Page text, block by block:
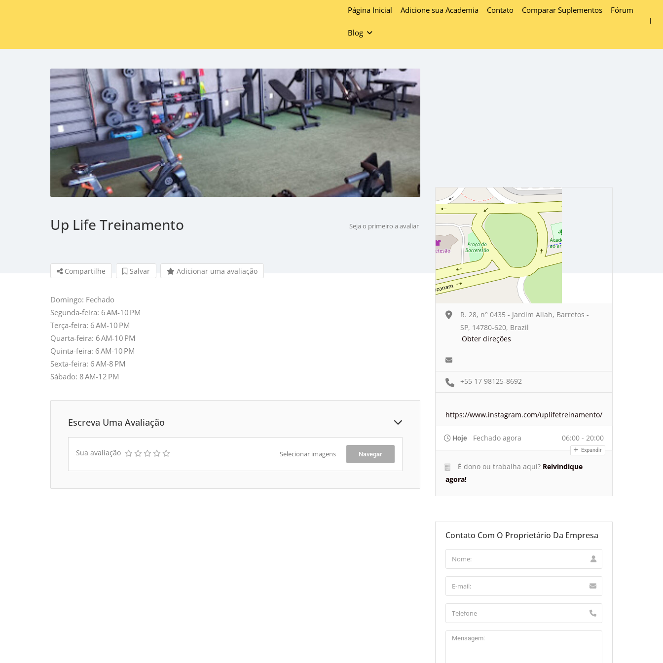
Página Inicial Adicione sua Academia Contato Comparar Suplementos Fórum
Blog
Up Life Treinamento Seja o primeiro a avaliar
Compartilhe Salvar Adicionar uma avaliação
Domingo: Fechado
Segunda-feira: 6 AM-10 PM
Terça-feira: 6 AM-10 PM
Quarta-feira: 6 AM-10 PM
Quinta-feira: 6 AM-10 PM
Sexta-feira: 6 AM-8 PM
Sábado: 8 AM-12 PM
Escreva Uma Avaliação
Sua avaliação Selecionar imagens Navegar
R. 28, n° 0435 - Jardim Allah, Barretos -
SP, 14780-620, Brazil
Obter direções
+55 17 98125-8692
https://www.instagram.com/uplifetreinamento/
Hoje Fechado agora 06:00 - 20:00
Expandir
É dono ou trabalha aqui? Reivindique
agora!
Contato Com O Proprietário Da Empresa